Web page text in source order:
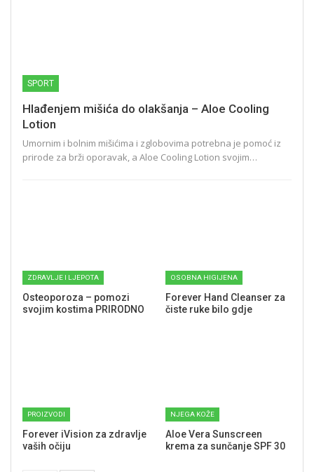
SPORT
Hlađenjem mišića do olakšanja – Aloe Cooling
Lotion
Umornim i bolnim mišićima i zglobovima potrebna je pomoć iz
prirode za brži oporavak, a Aloe Cooling Lotion svojim…
ZDRAVLJE I LJEPOTA
Osteoporoza – pomozi
svojim kostima PRIRODNO
OSOBNA HIGIJENA
Forever Hand Cleanser za
čiste ruke bilo gdje
PROIZVODI
Forever iVision za zdravlje
vaših očiju
NJEGA KOŽE
Aloe Vera Sunscreen
krema za sunčanje SPF 30